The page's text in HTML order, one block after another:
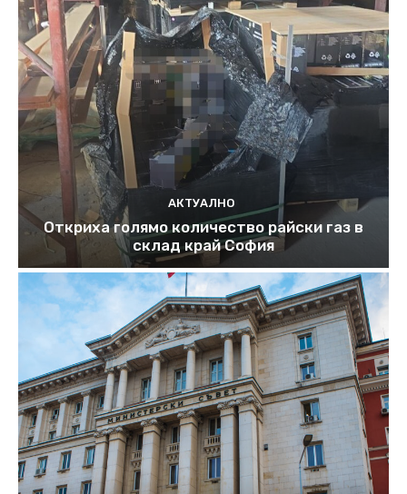
АКТУАЛНО
Откриха голямо количество райски газ в
склад край София